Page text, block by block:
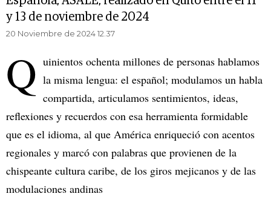
y 13 de noviembre de 2024
20 Noviembre de 2024 12.37
Q uinientos ochenta millones de personas hablamos
la misma lengua: el español; modulamos un habla
compartida, articulamos sentimientos, ideas,
reflexiones y recuerdos con esa herramienta formidable
que es el idioma, al que América enriqueció con acentos
regionales y marcó con palabras que provienen de la
chispeante cultura caribe, de los giros mejicanos y de las
modulaciones andinas